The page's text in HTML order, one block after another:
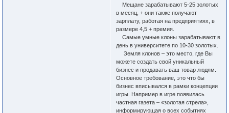
Мещане зарабатывают 5-25 золотых
в месяц, + они также получают
зарплату, работая на предприятиях, в
размере 4,5 + премия.
Самые умные клоны зарабатывают в
день в университете по 10-30 золотых.
Земля клонов – это место, где Вы
можете создать свой уникальный
бизнес и продавать ваш товар людям.
Основное требование, это что бы
бизнес вписывался в рамки концепции
игры. Например в игре появилась
частная газета – «золотая стрела»,
информирующая о всех событиях